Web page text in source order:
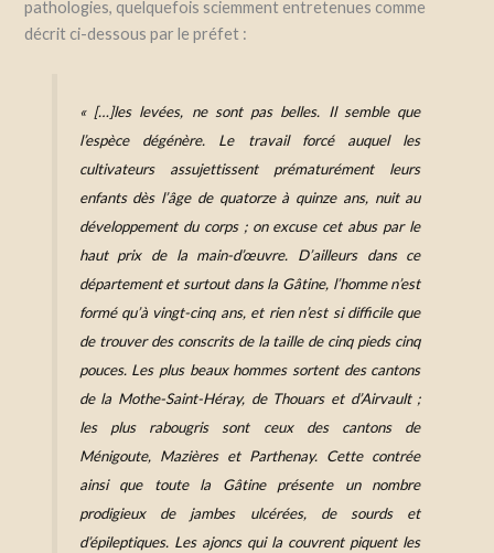
pathologies, quelquefois sciemment entretenues comme
décrit ci-dessous par le préfet :
« […]les levées, ne sont pas belles. Il semble que
l’espèce dégénère. Le travail forcé auquel les
cultivateurs assujettissent prématurément leurs
enfants dès l’âge de quatorze à quinze ans, nuit au
développement du corps ; on excuse cet abus par le
haut prix de la main-d’œuvre. D’ailleurs dans ce
département et surtout dans la Gâtine, l’homme n’est
formé qu’à vingt-cinq ans, et rien n’est si difficile que
de trouver des conscrits de la taille de cinq pieds cinq
pouces. Les plus beaux hommes sortent des cantons
de la Mothe-Saint-Héray, de Thouars et d’Airvault ;
les plus rabougris sont ceux des cantons de
Ménigoute, Mazières et Parthenay. Cette contrée
ainsi que toute la Gâtine présente un nombre
prodigieux de jambes ulcérées, de sourds et
d’épileptiques. Les ajoncs qui la couvrent piquent les